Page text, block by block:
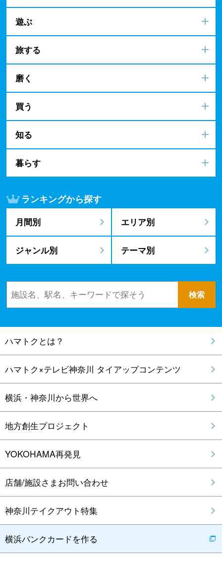
遊ぶ
旅する
磨く
買う
知る
暮らす
ランキングから探す
月間別 エリア別
ジャンル別 テーマ別
ハマトクとは？
ハマトク×テレビ神奈川 タイアップコンテンツ
横浜・神奈川から世界へ
地方創生プロジェクト
YOKOHAMA再発見
店舗/施設さまお問い合わせ
神奈川テイクアウト特集
横浜バンクカードを作る